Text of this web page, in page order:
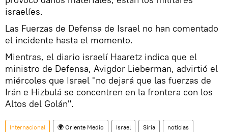
israelíes.
Las Fuerzas de Defensa de Israel no han comentado
el incidente hasta el momento.
Mientras, el diario israelí Haaretz indica que el
ministro de Defensa, Avigdor Lieberman, advirtió el
miércoles que Israel "no dejará que las fuerzas de
Irán e Hizbulá se concentren en la frontera con los
Altos del Golán".
Internacional 🌍 Oriente Medio Israel Siria noticias